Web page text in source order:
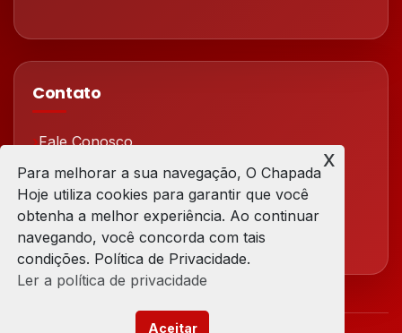
Contato
Fale Conosco
Redes Sociais
Para melhorar a sua navegação, O Chapada
Hoje utiliza cookies para garantir que você
obtenha a melhor experiência. Ao continuar
navegando, você concorda com tais
condições. Política de Privacidade.
Ler a política de privacidade
Aceitar
x